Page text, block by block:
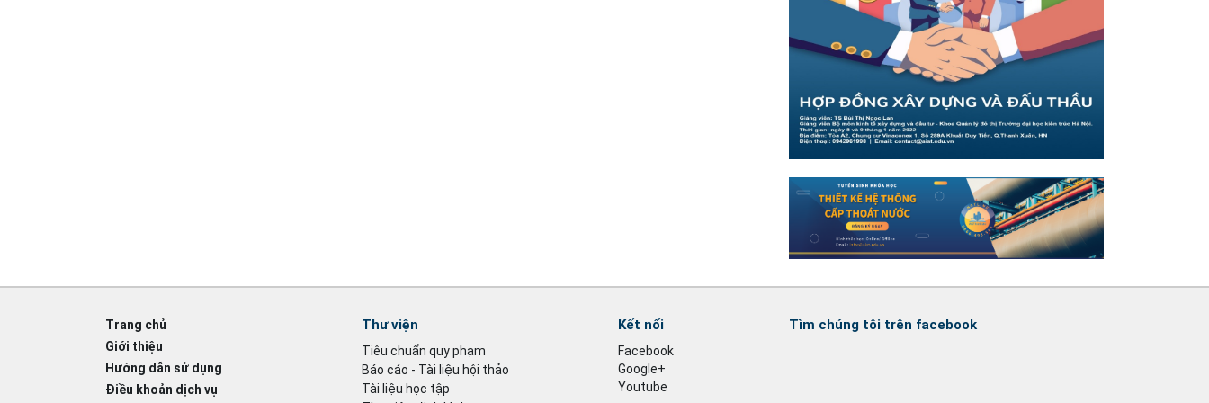
Trang chủ
Giới thiệu
Hướng dẫn sử dụng
Điều khoản dịch vụ
Thư viện
Tiêu chuẩn quy phạm
Báo cáo - Tài liệu hội thảo
Tài liệu học tập
Kết nối
Facebook
Google+
Youtube
Tìm chúng tôi trên facebook